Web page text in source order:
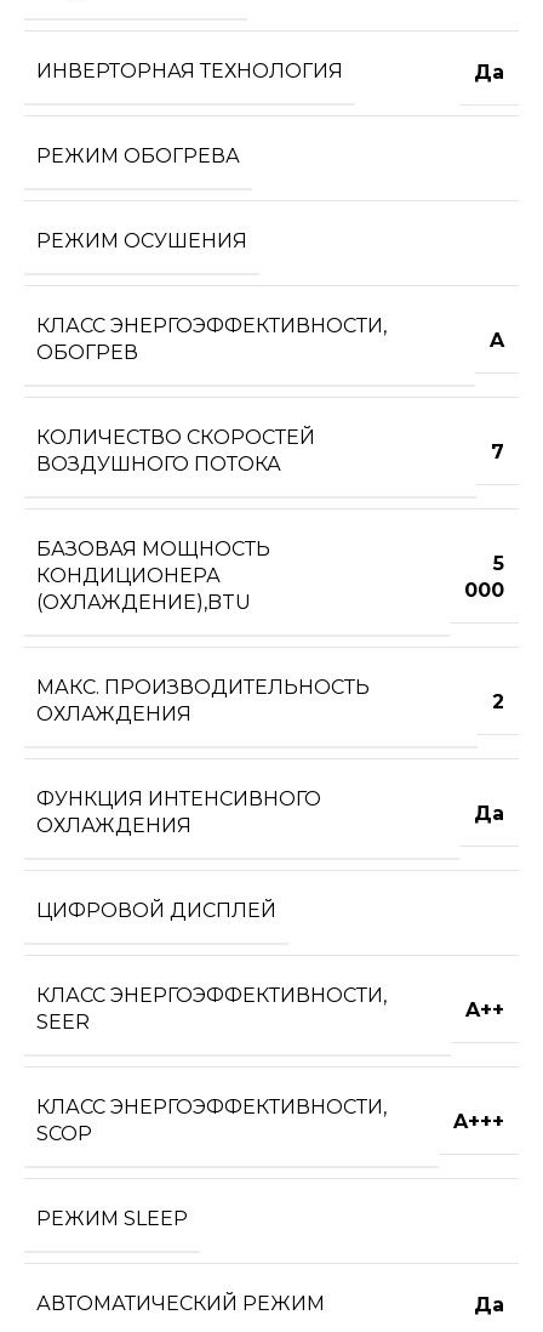
ИНВЕРТОРНАЯ ТЕХНОЛОГИЯ Да
РЕЖИМ ОБОГРЕВА
РЕЖИМ ОСУШЕНИЯ
КЛАСС ЭНЕРГОЭФФЕКТИВНОСТИ,
ОБОГРЕВ
A
КОЛИЧЕСТВО СКОРОСТЕЙ
ВОЗДУШНОГО ПОТОКА
7
БАЗОВАЯ МОЩНОСТЬ
КОНДИЦИОНЕРА
(ОХЛАЖДЕНИЕ),BTU
5
000
МАКС. ПРОИЗВОДИТЕЛЬНОСТЬ
ОХЛАЖДЕНИЯ
2
ФУНКЦИЯ ИНТЕНСИВНОГО
ОХЛАЖДЕНИЯ
Да
ЦИФРОВОЙ ДИСПЛЕЙ
КЛАСС ЭНЕРГОЭФФЕКТИВНОСТИ,
SEER
A++
КЛАСС ЭНЕРГОЭФФЕКТИВНОСТИ,
SCOP
A+++
РЕЖИМ SLEEP
АВТОМАТИЧЕСКИЙ РЕЖИМ Да